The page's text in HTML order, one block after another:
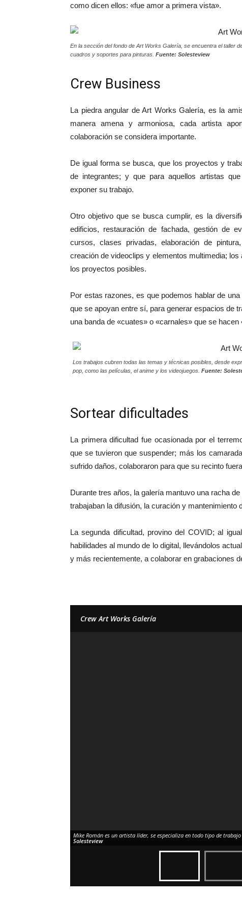
como dicen ellos: «fue amor a primera vista».
En la sección del fondo de Art Works Galería, se encuentra el taller
cuadros y soportes para pinturas. Fuente: Solesteview
Crew Business
La piedra angular de Art Works Galería, es la
manera amena y armoniosa, cada artista
colaboración se considera importante.
De igual forma se busca, que los proyectos y
de integrantes; y que para aquellos artistas
exponer su trabajo.
Otro objetivo que se busca cumplir, es la
edificios, restauración de fachada, gestión de
cursos, clases privadas, elaboración de
creación de videoclips y elementos multimedia;
los proyectos posibles.
Por estas razones, es que podemos hablar de
que se apoyan entre sí, para generar espacios de
una banda de «cuates» o «carnales» que se hacen
Los trabajos cubren todas las temas y técnicas posibles, desde
pop, como las películas, el anime y los videojuegos. Fuente:
Sortear dificultades
La primera dificultad fue ocasionada por el
que se tuvieron que suspender; más los
sufrido daños, colaboraron para que su recinto
Durante tres años, la galería mantuvo una racha
trabajaban la difusión, la curación y mantenimiento
La segunda dificultad, provino del COVID; al
habilidades al mundo de lo digital, llevándolos
y más recientemente, a colaborar en grabaciones
Crew Art Works Galería
Mike Román es un artista líder, se especializa en todo tipo de
Solesteview